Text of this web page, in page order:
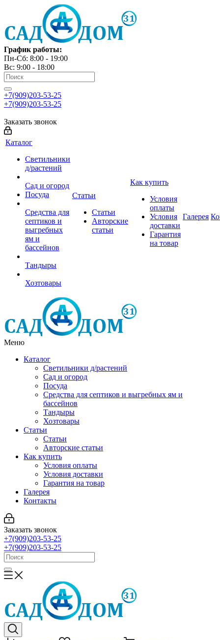
График работы:
Пн-Сб: 8:00 - 19:00
Вс: 9:00 - 18:00
+7(909)203-53-25
+7(909)203-53-25
Заказать звонок
Каталог
Светильники
д/растений
Сад и огород
Посуда
Средства для
септиков и
выгребных
ям и
бассейнов
Тандыры
Хозтовары
Статьи
Статьи
Авторские
статьи
Как купить
Условия
оплаты
Условия
доставки
Гарантия
на товар
Галерея
Меню
Каталог
Светильники д/растений
Сад и огород
Посуда
Средства для септиков и выгребных ям и
бассейнов
Тандыры
Хозтовары
Статьи
Статьи
Авторские статьи
Как купить
Условия оплаты
Условия доставки
Гарантия на товар
Галерея
Контакты
Заказать звонок
+7(909)203-53-25
+7(909)203-53-25